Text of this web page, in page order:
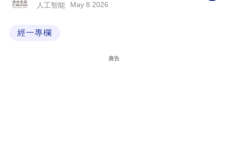
業
人工智能 May 8 2026
經一專欄
廣告